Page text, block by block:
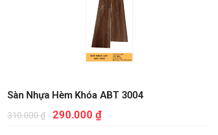
Sàn Nhựa Hèm Khóa ABT 3004
310.000₫ 290.000 ₫